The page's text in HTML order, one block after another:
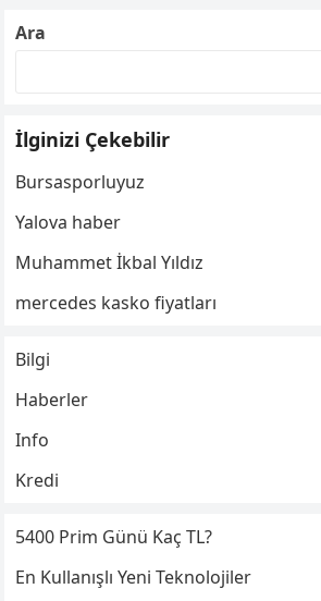
Ara
İlginizi Çekebilir
Bursasporluyuz
Yalova haber
Muhammet İkbal Yıldız
mercedes kasko fiyatları
Bilgi
Haberler
Info
Kredi
5400 Prim Günü Kaç TL?
En Kullanışlı Yeni Teknolojiler